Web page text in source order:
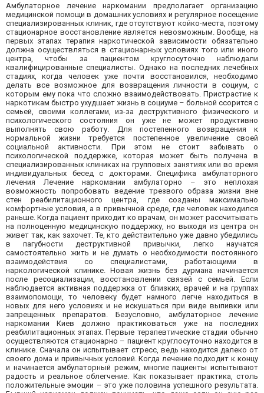
Амбулаторное лечение наркомании предполагает организацию
медицинской помощи в домашних условиях и регулярное посещение
специализированных клиник, где отсутствуют койко-места, поэтому
стационарное восстановление является невозможным. Вообще, на
первых этапах терапия наркотической зависимости обязательно
должна осуществляться в стационарных условиях того или иного
центра, чтобы за пациентом круглосуточно наблюдали
квалифицированные специалисты. Однако на последних лечебных
стадиях, когда человек уже почти восстановился, необходимо
делать все возможное для возвращения личности в социум, с
которым ему пока что сложно взаимодействовать. Пристрастие к
наркотикам быстро ухудшает жизнь в социуме – больной ссорится с
семьей, своими коллегами, из-за деструктивного физического и
психологического состояния он уже не может продуктивно
выполнять свою работу. Для постепенного возвращения к
нормальной жизни требуется постепенное увеличение своей
социальной активности. При этом не стоит забывать о
психологической поддержке, которая может быть получена в
специализированных клиниках на групповых занятиях или во время
индивидуальных бесед с докторами. Специфика амбулаторного
лечения Лечение наркомании амбулаторно – это неплохая
возможность попробовать ведение трезвого образа жизни вне
стен реабилитационного центра, где созданы максимально
комфортные условия, а в привычной среде, где человек находился
раньше. Когда пациент приходит ко врачам, он может рассчитывать
на полноценную медицинскую поддержку, но выходя из центра он
живет так, как захочет. Те, кто действительно уже давно убедились
в пагубности деструктивной привычки, легко научатся
самостоятельно жить и не думать о необходимости постоянного
взаимодействия со специалистами, работающими в
наркологической клинике. Новая жизнь без дурмана начинается
после ресоциализации, восстановлении связей с семьей. Если
наблюдается активная поддержка от близких, врачей и на группах
взаимопомощи, то человеку будет намного легче находиться в
новых для него условиях и не искушаться при виде выпивки или
запрещенных препаратов. Безусловно, амбулаторное лечение
наркомании Киев должно практиковаться уже на последних
реабилитационных этапах. Первые терапевтические стадии обычно
осуществляются стационарно – пациент круглосуточно находится в
клинике. Сначала он испытывает стресс, ведь находится далеко от
своего дома и привычных условий. Когда лечение подходит к концу
и начинается амбулаторный режим, многие пациенты испытывают
радость и реальное облегчение. Как показывает практика, столь
положительные эмоции – это уже половина успешного результата.